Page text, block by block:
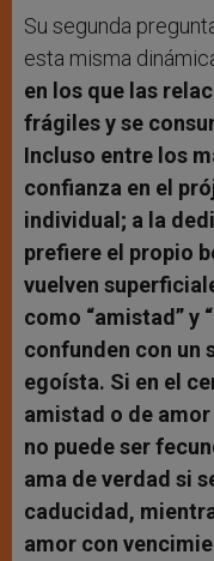
Su segunda
esta misma
en los que las
frágiles y se
Incluso entre los
confianza en el
individual; a la
prefiere el propio
vuelven
como “amistad” y
confunden con un
egoísta. Si en el
amistad o de
no puede ser
ama de verdad si
caducidad,
amor con